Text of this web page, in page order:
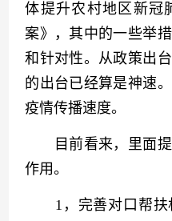
体提升农村地区新冠
案》，其中的一些举
和针对性。从政策出
的出台已经算是神速
疫情传播速度。
目前看来，里面提
作用。
1，完善对口帮扶